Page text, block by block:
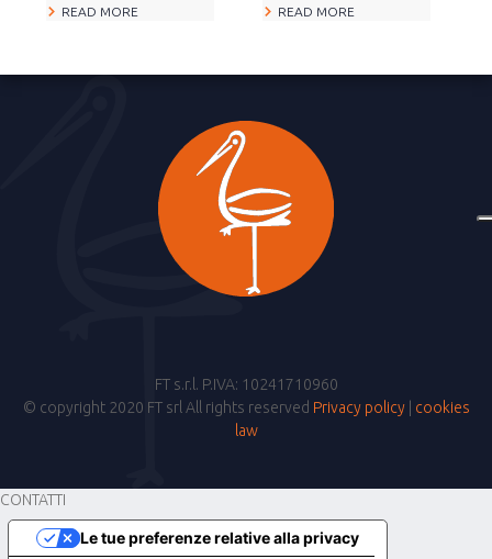
READ MORE
READ MORE
FT s.r.l. P.IVA: 10241710960
© copyright 2020 FT srl All rights reserved Privacy policy| cookies
law
CONTATTI
Le tue preferenze relative alla privacy